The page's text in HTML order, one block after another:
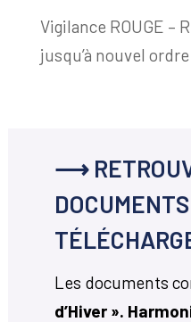
Vigilance ROUGE –
jusqu’à nouvel ordre
⟶
Les documents
d’Hiver ».